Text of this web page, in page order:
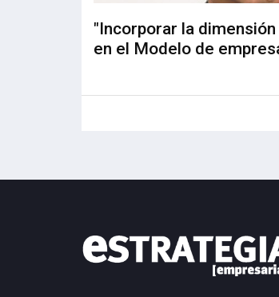
"Incorporar la
en el Modelo de